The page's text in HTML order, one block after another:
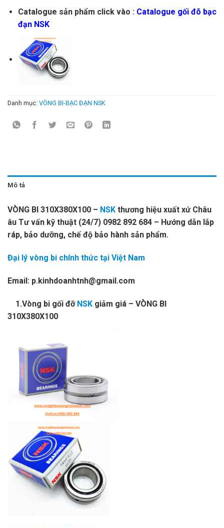
Catalogue sản phẩm click vào : Catalogue gối đõ bạc
đạn NSK
Danh mục: VÒNG BI-BẠC ĐẠN NSK
Mô tả
VÒNG BI 310X380X100 – NSK thương hiệu xuất xứ Châu
âu Tư vấn kỹ thuật (24/7) 0982 892 684 – Hướng dẫn lắp
ráp, bảo dưỡng, chế độ bảo hành sản phẩm.
Đại lý vòng bi chính thức tại Việt Nam
Email: p.kinhdoanhtnh@gmail.com
1.Vòng bi gối đỡ NSK giảm giá – VÒNG BI
310X380X100